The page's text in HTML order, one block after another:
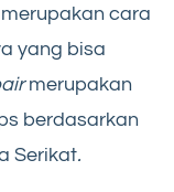
merupakan cara
yang bisa
merupakan
berdasarkan
Serikat.